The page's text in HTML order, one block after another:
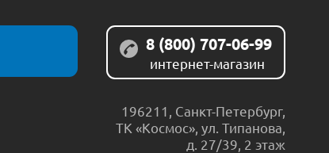
8 (800) 707-06-99
интернет-магазин
196211 Санкт-Петербург,
ТК «Космос», ул. Типанова,
д. 27/39, 2 этаж